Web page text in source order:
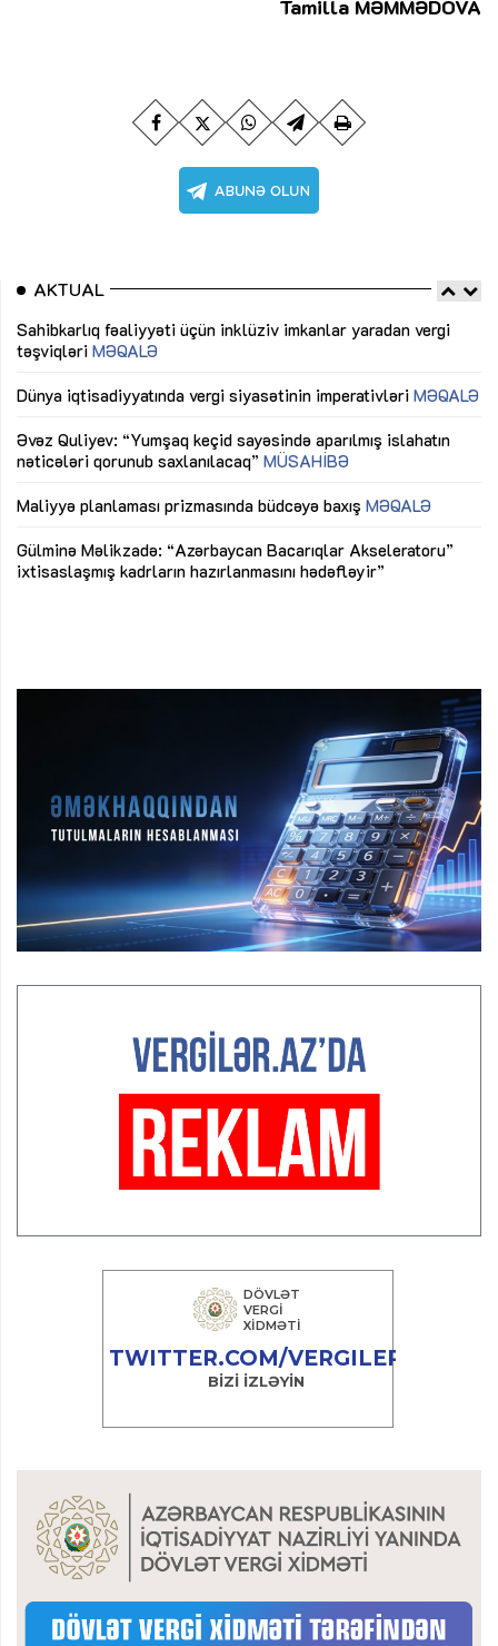
Tamilla MƏMMƏDOVA
AKTUAL
Sahibkarlıq fəaliyyəti üçün inklüziv imkanlar yaradan vergi
təşviqləri MƏQALƏ
Dünya iqtisadiyyatında vergi siyasətinin imperativləri MƏQALƏ
Əvəz Quliyev: “Yumşaq keçid sayəsində aparılmış islahatın
nəticələri qorunub saxlanılacaq” MÜSAHİBƏ
Maliyyə planlaması prizmasında büdcəyə baxış MƏQALƏ
Gülminə Məlikzadə: “Azərbaycan Bacarıqlar Akseleratoru”
ixtisaslaşmış kadrların hazırlanmasını hədəfləyir”